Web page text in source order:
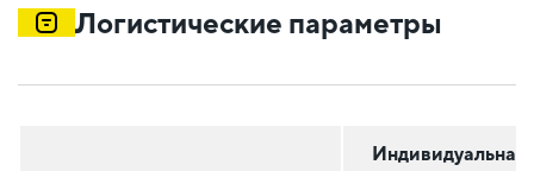
Логистические параметры
Индивидуальная